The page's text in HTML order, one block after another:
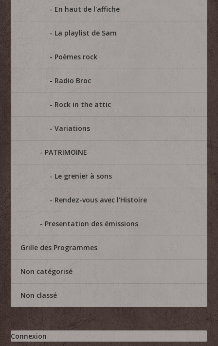
En haut de l'affiche
La playlist de Sam
Poèmes rock
Radio Broc
Rock in the attic
Variations
PATRIMOINE
Le grenier à sons
Rendez-vous avec l'Histoire
Presentation des émissions
Grille des Programmes
Non catégorisé
Non classé
Connexion